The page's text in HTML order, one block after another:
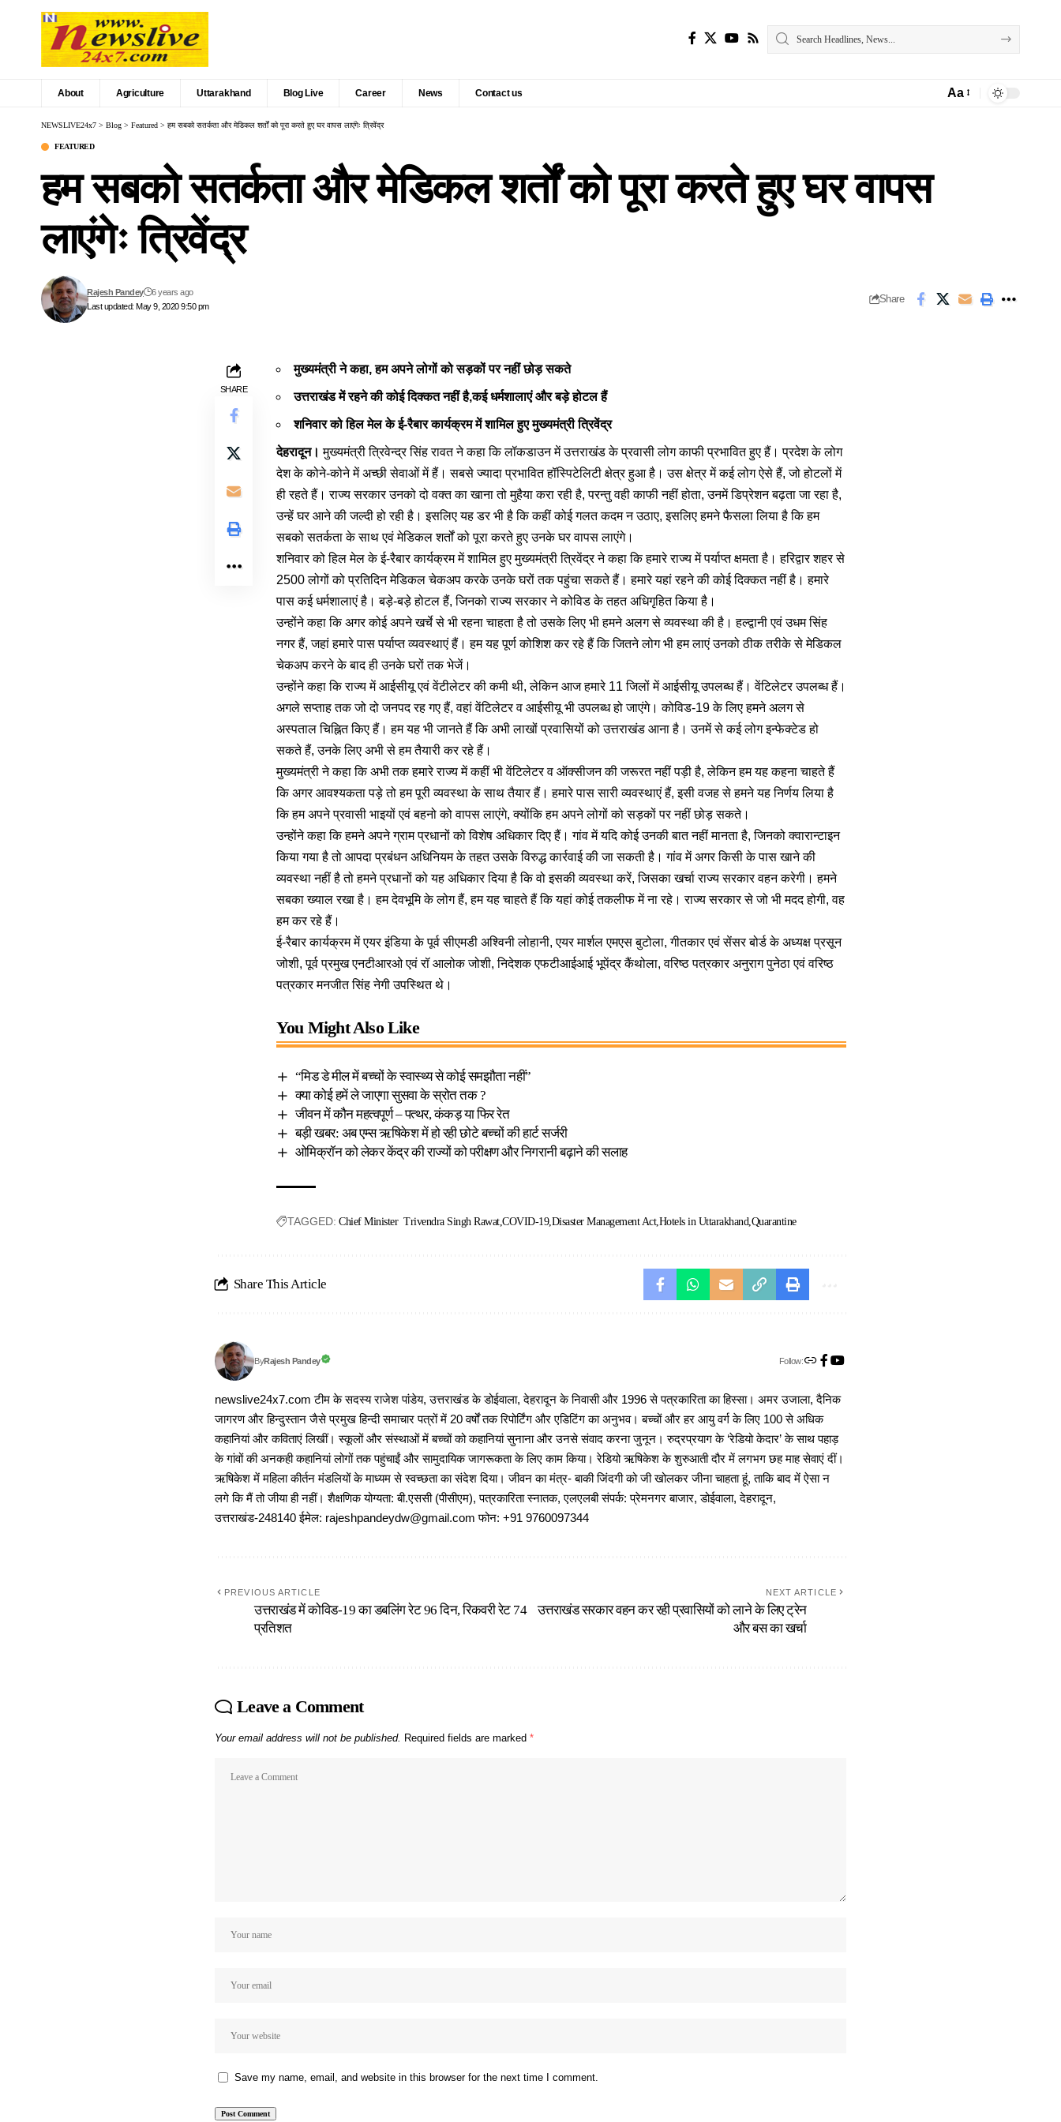
About Agriculture Uttarakhand Blog Live Career News Contact us Aa
NEWSLIVE24x7 > Blog > Featured > हम सबको सतर्कता और मेडिकल शर्तों को पूरा करते हुए घर वापस लाएंगेः त्रिवेंद्र
FEATURED
हम सबको सतर्कता और मेडिकल शर्तों को पूरा करते हुए घर वापस
लाएंगेः त्रिवेंद्र
Last updated: May 9, 2020 9:50 pm
Rajesh Pandey 6 years ago
Share
SHARE
मुख्यमंत्री ने कहा,हम अपने लोगों को सड़कों पर नहीं छोड़ सकते
उत्तराखंड में रहने की कोई दिक्कत नहीं है,कई धर्मशालाएं और बड़े होटल हैं
शनिवार को हिल मेलके ई-रैबार कार्यक्रम में शामिल हुए मुख्यमंत्री त्रिवेंद्र
देहरादून। मुख्यमंत्री त्रिवेन्द्र सिंह रावत ने कहा कि लॉकडाउन में उत्तराखंड के प्रवासी लोग काफी प्रभावित हुए हैं। प्रदेश के लोग
देश के कोने-कोने में अच्छी सेवाओं में हैं। सबसे ज्यादा प्रभावित हॉस्पिटेलिटी क्षेत्र हुआ है। उस क्षेत्र में कई लोग ऐसे हैं, जो होटलों में
ही रहते हैं। राज्य सरकार उनको दो वक्त का खाना तो मुहैया करा रही है, परन्तु वही काफी नहीं होता, उनमें डिप्रेशन बढ़ता जा रहा है,
उन्हें घर आने की जल्दी हो रही है। इसलिए यह डर भी है कि कहीं कोई गलत कदम न उठाए, इसलिए हमने फैसला लिया है कि हम
सबको सतर्कता के साथ एवं मेडिकल शर्तों को पूरा करते हुए उनके घर वापस लाएंगे।
शनिवार को हिल मेल के ई-रैबार कार्यक्रम में शामिल हुए मुख्यमंत्री त्रिवेंद्र ने कहा कि हमारे राज्य में पर्याप्त क्षमता है। हरिद्वार शहर से
2500 लोगों को प्रतिदिन मेडिकल चेकअप करके उनके घरों तक पहुंचा सकते हैं। हमारे यहां रहने की कोई दिक्कत नहीं है। हमारे
पास कई धर्मशालाएं है। बड़े-बड़े होटल हैं, जिनको राज्य सरकार ने कोविड के तहत अधिगृहित किया है।
उन्होंने कहा कि अगर कोई अपने खर्चे से भी रहना चाहता है तो उसके लिए भी हमने अलग से व्यवस्था की है। हल्द्वानी एवं उधम सिंह
नगर हैं, जहां हमारे पास पर्याप्त व्यवस्थाएं हैं। हम यह पूर्ण कोशिश कर रहे हैं कि जितने लोग भी हम लाएं उनको ठीक तरीके से मेडिकल
चेकअप करने के बाद ही उनके घरों तक भेजें।
उन्होंने कहा कि राज्य में आईसीयू एवं वेंटीलेटर की कमी थी, लेकिन आज हमारे 11 जिलों में आईसीयू उपलब्ध हैं। वेंटिलेटर उपलब्ध हैं।
अगले सप्ताह तक जो दो जनपद रह गए हैं, वहां वेंटिलेटर व आईसीयू भी उपलब्ध हो जाएंगे। कोविड-19 के लिए हमने अलग से
अस्पताल चिह्नित किए हैं। हम यह भी जानते हैं कि अभी लाखों प्रवासियों को उत्तराखंड आना है। उनमें से कई लोग इन्फेक्टेड हो
सकते हैं, उनके लिए अभी से हम तैयारी कर रहे हैं।
मुख्यमंत्री ने कहा कि अभी तक हमारे राज्य में कहीं भी वेंटिलेटर व ऑक्सीजन की जरूरत नहीं पड़ी है, लेकिन हम यह कहना चाहते हैं
कि अगर आवश्यकता पड़े तो हम पूरी व्यवस्था के साथ तैयार हैं। हमारे पास सारी व्यवस्थाएं हैं, इसी वजह से हमने यह निर्णय लिया है
कि हम अपने प्रवासी भाइयों एवं बहनो को वापस लाएंगे, क्योंकि हम अपने लोगों को सड़कों पर नहीं छोड़ सकते।
उन्होंने कहा कि हमने अपने ग्राम प्रधानों को विशेष अधिकार दिए हैं। गांव में यदि कोई उनकी बात नहीं मानता है, जिनको क्वारान्टाइन
किया गया है तो आपदा प्रबंधन अधिनियम के तहत उसके विरुद्ध कार्रवाई की जा सकती है। गांव में अगर किसी के पास खाने की
व्यवस्था नहीं है तो हमने प्रधानों को यह अधिकार दिया है कि वो इसकी व्यवस्था करें, जिसका खर्चा राज्य सरकार वहन करेगी। हमने
सबका ख्याल रखा है। हम देवभूमि के लोग हैं, हम यह चाहते हैं कि यहां कोई तकलीफ में ना रहे। राज्य सरकार से जो भी मदद होगी, वह
हम कर रहे हैं।
ई-रैबार कार्यक्रम में एयर इंडिया के पूर्व सीएमडी अश्विनी लोहानी, एयर मार्शल एमएस बुटोला, गीतकार एवं सेंसर बोर्ड के अध्यक्ष प्रसून
जोशी, पूर्व प्रमुख एनटीआरओ एवं रॉ आलोक जोशी, निदेशक एफटीआईआई भूपेंद्र कैंथोला, वरिष्ठ पत्रकार अनुराग पुनेठा एवं वरिष्ठ
पत्रकार मनजीत सिंह नेगी उपस्थित थे।
You Might Also Like
“मिड डे मील में बच्चों के स्वास्थ्य से कोई समझौता नहीं”
क्या कोई हमें ले जाएगा सुसवा के स्रोत तक ?
जीवन में कौन महत्वपूर्ण – पत्थर, कंकड़ या फिर रेत
बड़ी खबर: अब एम्स ऋषिकेश में हो रही छोटे बच्चों की हार्ट सर्जरी
ओमिक्रॉन को लेकर केंद्र की राज्यों को परीक्षण और निगरानी बढ़ाने की सलाह
TAGGED: Chief Minister Trivendra Singh Rawat COVID-19 Disaster Management Act Hotels in Uttarakhand Quarantine
Share This Article
ByRajesh Pandey Follow:
newslive24x7.com टीम के सदस्य राजेश पांडेय, उत्तराखंड के डोईवाला, देहरादून के निवासी और 1996 से पत्रकारिता का हिस्सा। अमर उजाला, दैनिक
जागरण और हिन्दुस्तान जैसे प्रमुख हिन्दी समाचार पत्रों में 20 वर्षों तक रिपोर्टिंग और एडिटिंग का अनुभव। बच्चों और हर आयु वर्ग के लिए 100 से अधिक
कहानियां और कविताएं लिखीं। स्कूलों और संस्थाओं में बच्चों को कहानियां सुनाना और उनसे संवाद करना जुनून। रुद्रप्रयाग के ‘रेडियो केदार’ के साथ पहाड़
के गांवों की अनकही कहानियां लोगों तक पहुंचाईं और सामुदायिक जागरूकता के लिए काम किया। रेडियो ऋषिकेश के शुरुआती दौर में लगभग छह माह सेवाएं दीं।
ऋषिकेश में महिला कीर्तन मंडलियों के माध्यम से स्वच्छता का संदेश दिया। जीवन का मंत्र- बाकी जिंदगी को जी खोलकर जीना चाहता हूं, ताकि बाद में ऐसा न
लगे कि मैं तो जीया ही नहीं। शैक्षणिक योग्यता: बी.एससी (पीसीएम), पत्रकारिता स्नातक, एलएलबी संपर्क: प्रेमनगर बाजार, डोईवाला, देहरादून,
उत्तराखंड-248140 ईमेल: rajeshpandeydw@gmail.com फोन: +91 9760097344
PREVIOUS ARTICLE
उत्तराखंड में कोविड-19 का डबलिंग रेट 96 दिन, रिकवरी रेट 74
प्रतिशत
NEXT ARTICLE
उत्तराखंड सरकार वहन कर रही प्रवासियों को लाने के लिए ट्रेन
और बस का खर्चा
Leave a Comment
Your email address will not be published. Required fields are marked *
Save my name, email, and website in this browser for the next time I comment.